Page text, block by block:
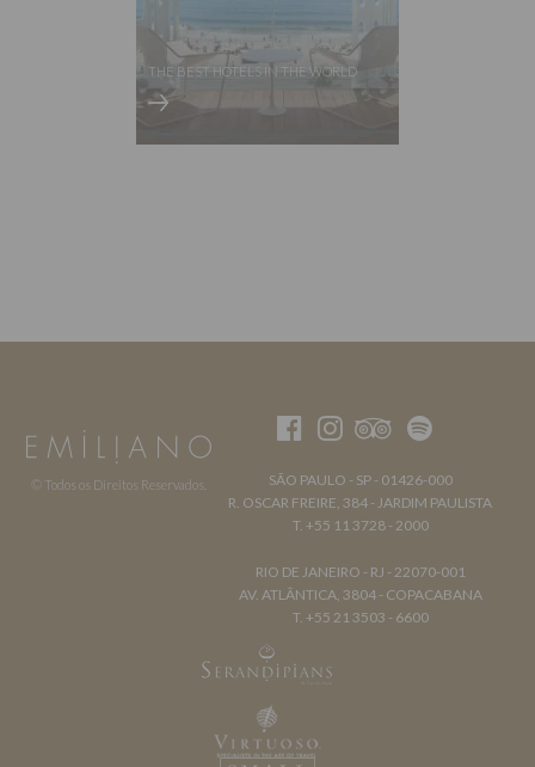
THE BEST HOTELS IN THE WORLD
© Todos os Direitos Reservados.
SÃO PAULO - SP - 01426-000
R. OSCAR FREIRE, 384 - JARDIM PAULISTA
T. +55 11 3728 - 2000
RIO DE JANEIRO - RJ - 22070-001
AV. ATLÂNTICA, 3804 - COPACABANA
T. +55 21 3503 - 6600